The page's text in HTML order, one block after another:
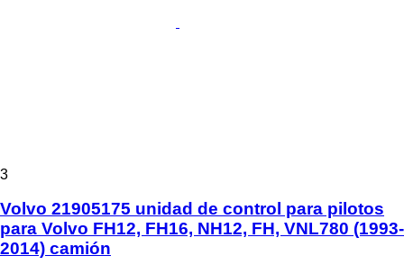
3
Volvo 21905175 unidad de control para pilotos
para Volvo FH12, FH16, NH12, FH, VNL780 (1993-
2014) camión